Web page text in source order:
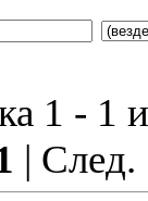
1 - 1
|